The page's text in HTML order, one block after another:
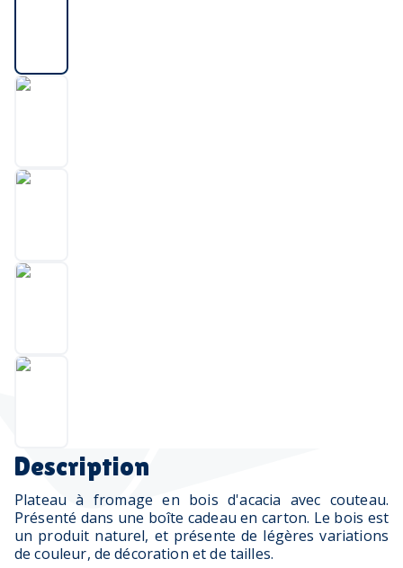
Description
Plateau à fromage en bois d'acacia avec couteau.
Présenté dans une boîte cadeau en carton. Le bois est
un produit naturel, et présente de légères variations
de couleur, de décoration et de tailles.